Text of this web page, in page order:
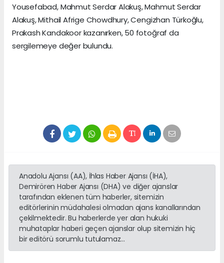
Yousefabad, Mahmut Serdar Alakuş, Mahmut Serdar
Alakuş, Mithail Afrige Chowdhury, Cengizhan Türkoğlu,
Prakash Kandakoor kazanırken, 50 fotoğraf da
sergilemeye değer bulundu.
Anadolu Ajansı (AA), İhlas Haber Ajansı (İHA),
Demirören Haber Ajansı (DHA) ve diğer ajanslar
tarafından eklenen tüm haberler, sitemizin
editörlerinin müdahalesi olmadan ajans kanallarından
çekilmektedir. Bu haberlerde yer alan hukuki
muhataplar haberi geçen ajanslar olup sitemizin hiç
bir editörü sorumlu tutulamaz...